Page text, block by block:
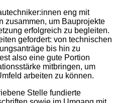
eng mit
zusammen, um Bauprojekte
erfolgreich zu begleiten.
gefordert: von technischen
bis hin zu
also eine gute Portion
mitbringen, um
arbeiten zu können.
Stelle fundierte